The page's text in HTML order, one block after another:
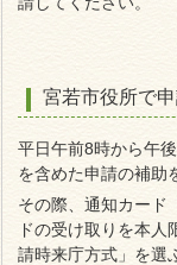
宮若市役所で
平日午前8時から午
を含めた申請の補助
その際、通知カード
ドの受け取りを本
請時来庁方式」を選